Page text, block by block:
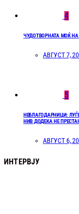
4
ЧУДОТВОРНАТА МОЌ
АВГУСТ 7,
5
НЕБЛАГОДАРНИЦИ:
НИВ ДОДЕКА НЕ
АВГУСТ 6,
ИНТЕРВЈУ